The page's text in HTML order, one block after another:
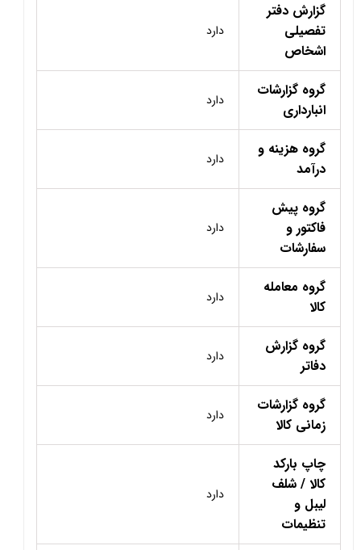
گزارش دفتر
تفصیلی
اشخاص
دارد
گروه گزارشات
انبارداری
دارد
گروه هزینه و
درآمد
دارد
گروه پیش
فاکتور و
سفارشات
دارد
گروه معامله
کالا
دارد
گروه گزارش
دفاتر
دارد
گروه گزارشات
زمانی کالا
دارد
چاپ بارکد
کالا / شلف
لیبل و
تنظیمات
دارد